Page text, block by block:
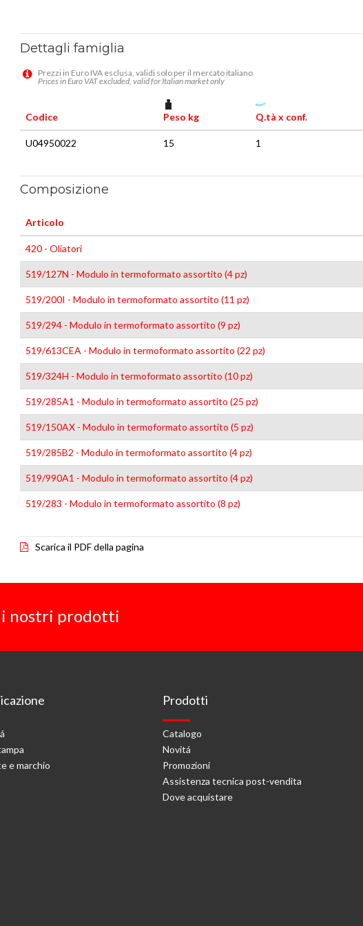
Dettagli famiglia
Prezzi in Euro IVA esclusa, validi solo per il mercato italiano
Prices in Euro VAT excluded, valid for Italian market only
Codice Peso kg Q.tà x conf.
U04950022 15 1
Composizione
Articolo
420 - Oliatori
519/127N - Modulo in termoformato assortito (4 pz)
519/200I - Modulo in termoformato assortito (11 pz)
519/294 - Modulo in termoformato assortito (9 pz)
519/613CEA - Modulo in termoformato assortito (22 pz)
519/324H - Modulo in termoformato assortito (10 pz)
519/285A1 - Modulo in termoformato assortito (25 pz)
519/150AX - Modulo in termoformato assortito (5 pz)
519/285B2 - Modulo in termoformato assortito (4 pz)
519/990A1 - Modulo in termoformato assortito (4 pz)
519/283 - Modulo in termoformato assortito (8 pz)
Scarica il PDF della pagina
i nostri prodotti
e marchio
Prodotti
Catalogo
Novitá
Promozioni
Assistenza tecnica post-vendita
Dove acquistare